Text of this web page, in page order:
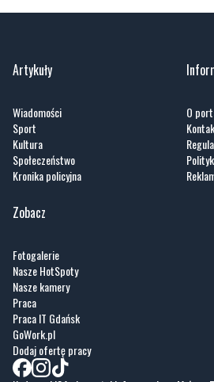
Artykuły
Wiadomości
Sport
Kultura
Społeczeństwo
Kronika policyjna
O
Zobacz
Fotogalerie
Nasze HotSpoty
Nasze kamery
Praca
Praca IT Gdańsk
GoWork.pl
Dodaj ofertę pracy